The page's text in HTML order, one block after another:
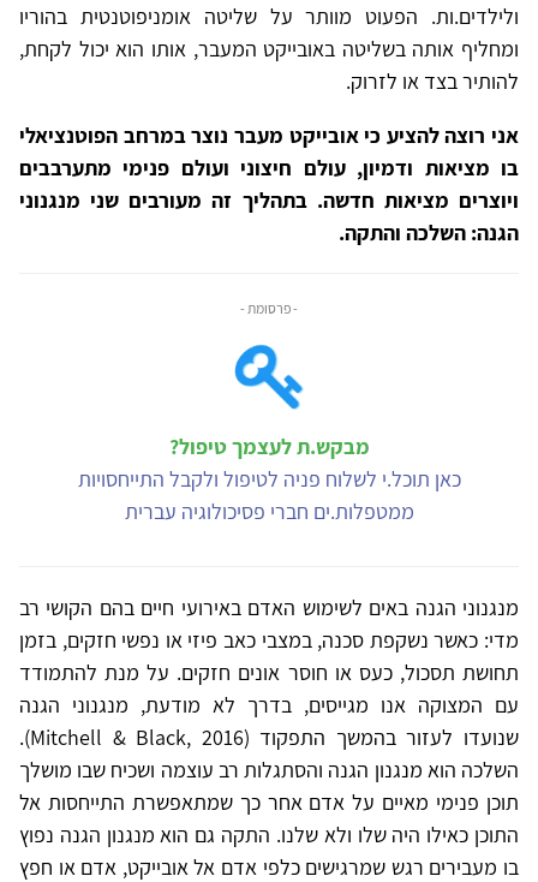
ולילדים.ות. הפעוט מוותר על שליטה אומניפוטנטית בהוריו
ומחליף אותה בשליטה באובייקט המעבר, אותו הוא יכול לקחת,
להותיר בצד או לזרוק.
אני רוצה להציע כי אובייקט מעבר נוצר במרחב הפוטנציאלי
בו מציאות ודמיון, עולם חיצוני ועולם פנימי מתערבבים
ויוצרים מציאות חדשה. בתהליך זה מעורבים שני מנגנוני
הגנה: השלכה והתקה.
- פרסומת -
מבקש.ת לעצמך טיפול?
כאן תוכל.י לשלוח פניה לטיפול ולקבל התייחסויות
ממטפלות.ים חברי פסיכולוגיה עברית
מנגנוני הגנה באים לשימוש האדם באירועי חיים בהם הקושי רב
מדי: כאשר נשקפת סכנה, במצבי כאב פיזי או נפשי חזקים, בזמן
תחושת תסכול, כעס או חוסר אונים חזקים. על מנת להתמודד
עם המצוקה אנו מגייסים, בדרך לא מודעת, מנגנוני הגנה
שנועדו לעזור בהמשך התפקוד (Mitchell & Black, 2016).
השלכה הוא מנגנון הגנה והסתגלות רב עוצמה ושכיח שבו מושלך
תוכן פנימי מאיים על אדם אחר כך שמתאפשרת התייחסות אל
התוכן כאילו היה שלו ולא שלנו. התקה גם הוא מנגנון הגנה נפוץ
בו מעבירים רגש שמרגישים כלפי אדם אל אובייקט, אדם או חפץ